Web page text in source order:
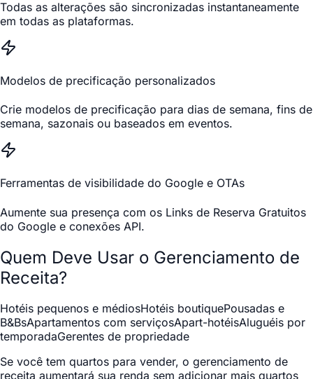
Todas as alterações são sincronizadas instantaneamente
em todas as plataformas.
Modelos de precificação personalizados
Crie modelos de precificação para dias de semana, fins de
semana, sazonais ou baseados em eventos.
Ferramentas de visibilidade do Google e OTAs
Aumente sua presença com os Links de Reserva Gratuitos
do Google e conexões API.
Quem Deve Usar o Gerenciamento de
Receita?
Hotéis pequenos e médiosHotéis boutiquePousadas e
B&BsApartamentos com serviçosApart-hotéisAluguéis por
temporadaGerentes de propriedade
Se você tem quartos para vender, o gerenciamento de
receita aumentará sua renda sem adicionar mais quartos